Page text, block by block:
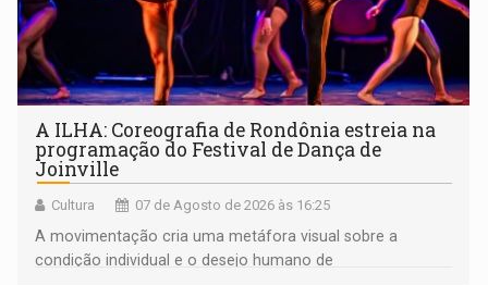
A ILHA: Coreografia de Rondônia estreia na
programação do Festival de Dança de
Joinville
Cultura 07 de Agosto de 2026 às 16:25
A movimentação cria uma metáfora visual sobre a
condição individual e o desejo humano de